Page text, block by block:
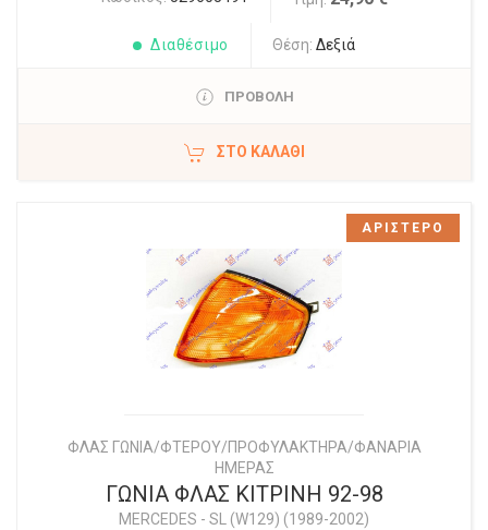
Διαθέσιμο Θέση: Δεξιά
ΠΡΟΒΟΛΗ
ΣΤΟ ΚΑΛΆΘΙ
ΦΛΑΣ ΓΩΝΙΑ/ΦΤΕΡΟΥ/ΠΡΟΦΥΛΑΚΤΗΡΑ/ΦΑΝΑΡΙΑ
ΗΜΕΡΑΣ
ΓΩΝΙΑ ΦΛΑΣ ΚΙΤΡΙΝΗ 92-98
MERCEDES - SL (W129) (1989-2002)
ΑΡΙΣΤΕΡΟ